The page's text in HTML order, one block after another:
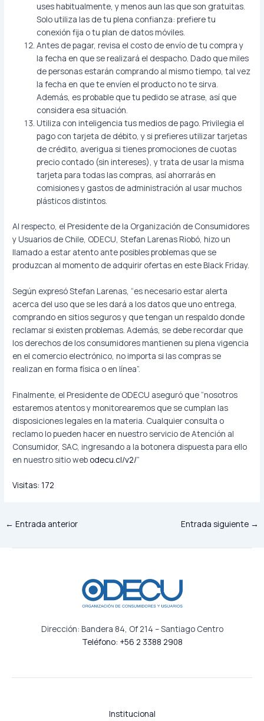
uses habitualmente, y menos aun las que son gratuitas.
Solo utiliza las de tu plena confianza: prefiere tu
conexión fija o tu plan de datos móviles.
Antes de pagar, revisa el costo de envío de tu compra y
la fecha en que se realizará el despacho. Dado que miles
de personas estarán comprando al mismo tiempo, tal vez
la fecha en que te envíen el producto no te sirva.
Además, es probable que tu pedido se atrase, así que
considera esa situación.
Utiliza con inteligencia tus medios de pago. Privilegia el
pago con tarjeta de débito, y si prefieres utilizar tarjetas
de crédito, averigua si tienes promociones de cuotas
precio contado (sin intereses), y trata de usar la misma
tarjeta para todas las compras, así ahorrarás en
comisiones y gastos de administración al usar muchos
plásticos distintos.
Al respecto, el Presidente de la Organización de Consumidores
y Usuarios de Chile, ODECU, Stefan Larenas Riobó, hizo un
llamado a estar atento ante posibles problemas que se
produzcan al momento de adquirir ofertas en este Black Friday.
Según expresó Stefan Larenas, “es necesario estar alerta
acerca del uso que se les dará a los datos que uno entrega,
comprando en sitios seguros y que tengan un respaldo donde
reclamar si existen problemas. Además, se debe recordar que
los derechos de los consumidores mantienen su plena vigencia
en el comercio electrónico, no importa si las compras se
realizan en forma física o en línea”.
Finalmente, el Presidente de ODECU aseguró que “nosotros
estaremos atentos y monitorearemos que se cumplan las
disposiciones legales en la materia. Cualquier consulta o
reclamo lo pueden hacer en nuestro servicio de Atención al
Consumidor, SAC, ingresando a la botonera dispuesta para ello
en nuestro sitio web odecu.cl/v2/”
Visitas: 172
← Entrada anterior Entrada siguiente →
Dirección: Bandera 84, Of 214 – Santiago Centro
Teléfono: +56 2 3388 2908
Institucional